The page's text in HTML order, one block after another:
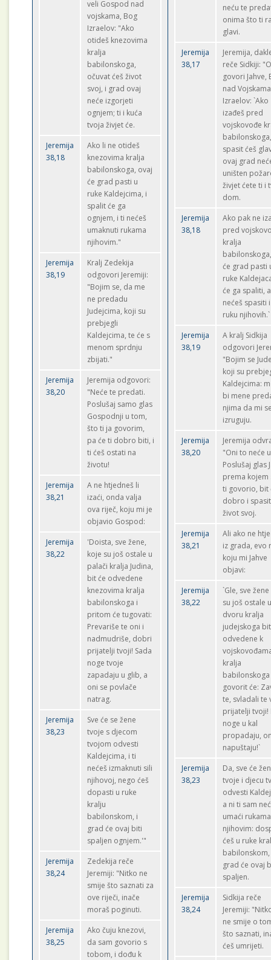
veli Gospod nad
vojskama, Bog
Izraelov: "Ako
otideš knezovima
kralja
babilonskoga,
očuvat ćeš život
svoj, i grad ovaj
neće izgorjeti
ognjem; ti i kuća
tvoja živjet će.
Jeremija
38,18
Ako li ne otideš
knezovima kralja
babilonskoga, ovaj
će grad pasti u
ruke Kaldejcima, i
spalit će ga
ognjem, i ti nećeš
umaknuti rukama
njihovim."
Jeremija
38,19
Kralj Zedekija
odgovori Jeremiji:
"Bojim se, da me
ne predadu
Judejcima, koji su
prebjegli
Kaldejcima, te će s
menom sprdnju
zbijati."
Jeremija
38,20
Jeremija odgovori:
"Neće te predati.
Poslušaj samo glas
Gospodnji u tom,
što ti ja govorim,
pa će ti dobro biti, i
ti ćeš ostati na
životu!
Jeremija
38,21
A ne htjedneš li
izaći, onda valja
ova riječ, koju mi je
objavio Gospod:
Jeremija
38,22
'Doista, sve žene,
koje su još ostale u
palači kralja Judina,
bit će odvedene
knezovima kralja
babilonskoga i
pritom će tugovati:
Prevariše te oni i
nadmudriše, dobri
prijatelji tvoji! Sada
noge tvoje
zapadaju u glib, a
oni se povlače
natrag.
Jeremija
38,23
Sve će se žene
tvoje s djecom
tvojom odvesti
Kaldejcima, i ti
nećeš izmaknuti sili
njihovoj, nego ćeš
dopasti u ruke
kralju
babilonskom, i
grad će ovaj biti
spaljen ognjem.'"
Jeremija
38,24
Zedekija reče
Jeremiji: "Nitko ne
smije što saznati za
ove riječi, inače
moraš poginuti.
Jeremija
38,25
Ako čuju knezovi,
da sam govorio s
tobom, i dođu k
neću te
onima što ti
glavi.
Jeremija
38,17
Jeremija,
reče Sidkiji:
govori Jahve,
nad
Izraelov: `Ako
izađeš pred
vojskovođe
spasit ćeš
ovaj grad
uništen
živjet ćete ti i
dom.
Jeremija
38,18
Ako pak ne
pred
kralja
će grad pasti
ruke
će ga spaliti,
nećeš spasiti
ruku njihovih.`
Jeremija
38,19
A kralj Sidkija
odgovori
"Bojim se
koji su
Kaldejcima:
bi mene
njima da mi
izruguju.
Jeremija
38,20
Jeremija
"Oni to neće
Poslušaj glas
prema kojem
ti govorio, bit
dobro i
život svoj.
Jeremija
38,21
Ali ako ne
iz grada, evo
koju mi Jahve
objavi:
Jeremija
38,22
`Gle, sve
su još ostale
dvoru kralja
judejskoga
odvedene k
kralja
govorit će:
te, svladali te
prijatelji tvoji!
noge u kal
propadaju,
napuštaju!`
Jeremija
38,23
Da, sve će
tvoje i djecu
odvesti
a ni ti sam
umaći rukama
njihovim:
ćeš u ruke
grad će ovaj
spaljen.
Jeremija
38,24
Sidkija reče
Jeremiji:
ne smije o
što saznati,
ćeš umrijeti.